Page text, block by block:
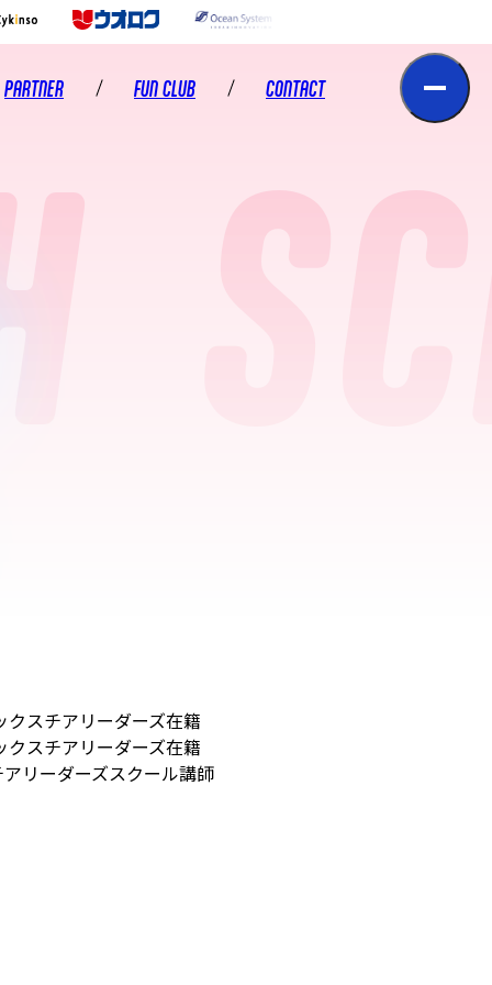
PARTNER FUN CLUB CONTACT
スクール入校お申込み
スチアリーダーズ在籍
スチアリーダーズ在籍
リーダーズスクール講師